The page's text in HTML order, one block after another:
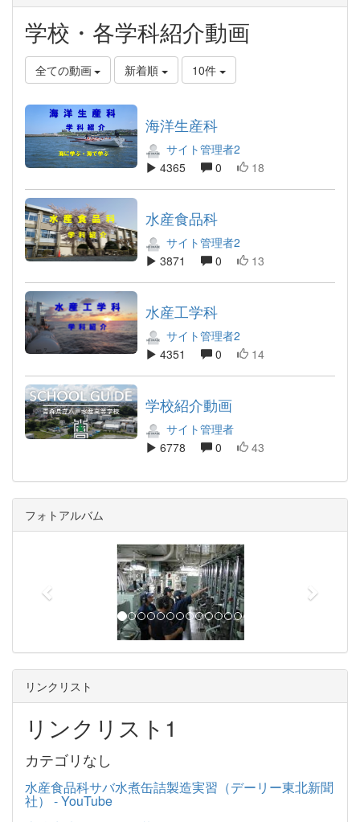
学校・各学科紹介動画
全ての動画 新着順 10件
海洋生産科
サイト管理者2
4365
0 18
水産食品科
サイト管理者2
3871
0 13
水産工学科
サイト管理者2
4351
0 14
学校紹介動画
サイト管理者
6778
0 43
フォトアルバム
e
o
u
x
リンクリスト
リンクリスト1
カテゴリなし
水産食品科サバ水煮缶詰製造実習（デーリー東北新聞
社） - YouTube